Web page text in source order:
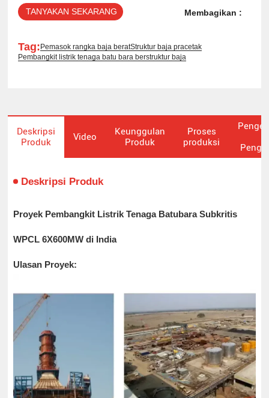
TANYAKAN SEKARANG Membagikan :
Tag: Pemasok rangka baja beratStruktur baja pracetak
Pembangkit listrik tenaga batu bara berstruktur baja
Deskripsi
Produk
Video
Keunggulan
Produk
Proses
produksi
Deskripsi Produk
Proyek Pembangkit Listrik Tenaga Batubara Subkritis
WPCL 6X600MW di India
Ulasan Proyek: